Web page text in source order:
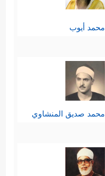
محمد أيوب
محمد صديق المنشاوي